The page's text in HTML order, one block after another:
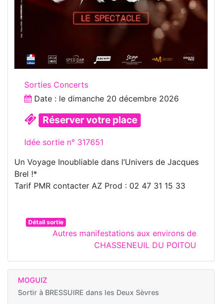
Sorties Concerts
Date : le dimanche 20 décembre 2026
Réserver votre place
Idée sortie n° 317651
Un Voyage Inoubliable dans l’Univers de Jacques
Brel !*
Tarif PMR contacter AZ Prod : 02 47 31 15 33
Détail sortie
Autres manifestations aux environs de
CHASSENEUIL DU POITOU
MOGUIZ
Sortir à BRESSUIRE dans les Deux Sèvres